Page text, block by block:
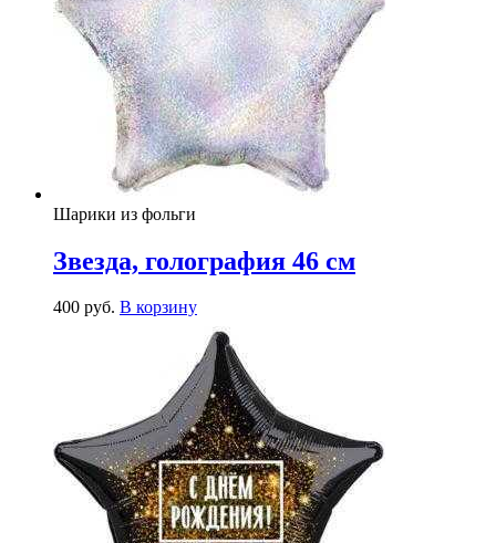
Шарики из фольги
Звезда, голография 46 см
400 руб. В корзину